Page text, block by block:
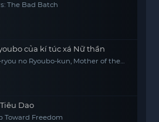
The Bad Batch
của kí túc xá Nữ thần
no Ryoubo-kun, Mother of the
Dao
Toward Freedom